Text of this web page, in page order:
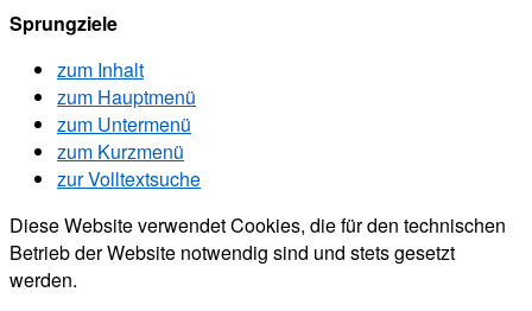
Sprungziele
zum Inhalt
zum Hauptmenü
zum Untermenü
zum Kurzmenü
zur Volltextsuche
Diese Website verwendet Cookies, die für den technischen
Betrieb der Website notwendig sind und stets gesetzt
werden.